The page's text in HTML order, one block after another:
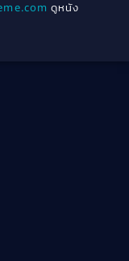
ดูหนัง